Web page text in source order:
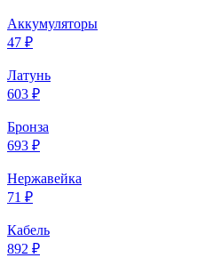
Аккумуляторы
47 ₽
Латунь
603 ₽
Бронза
693 ₽
Нержавейка
71 ₽
Кабель
892 ₽